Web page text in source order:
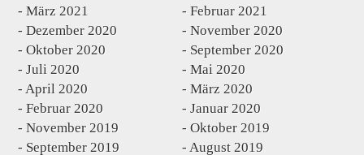
März 2021
Februar 2021
Dezember 2020
November 2020
Oktober 2020
September 2020
Juli 2020
Mai 2020
April 2020
März 2020
Februar 2020
Januar 2020
November 2019
Oktober 2019
September 2019
August 2019